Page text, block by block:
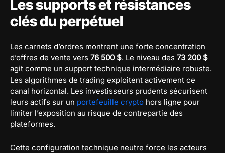
Les supports et résistances
clés du perpétuel
Les carnets d’ordres montrent une forte concentration
d’offres de vente vers 76 500 $. Le niveau des 73 200 $
agit comme un support technique intermédiaire robuste.
Les algorithmes de trading exploitent activement ce
canal horizontal. Les investisseurs prudents sécurisent
leurs actifs sur un portefeuille crypto hors ligne pour
limiter l’exposition au risque de contrepartie des
plateformes.
Cette configuration technique neutre force les acteurs